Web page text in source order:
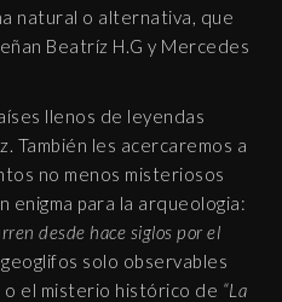
natural o alternativa, que
Beatríz H.G y Mercedes
llenos de leyendas
También les acercaremos a
no menos misteriosos
enigma para la arqueologia:
desde hace siglos por el
solo observables
o el misterio histórico de “La